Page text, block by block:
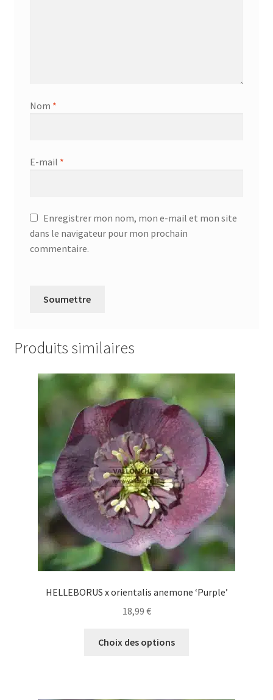
Nom *
E-mail *
Enregistrer mon nom, mon e-mail et mon site
dans le navigateur pour mon prochain
commentaire.
Produits similaires
HELLEBORUS x orientalis anemone ‘Purple’
18,99 €
Choix des options
variations.